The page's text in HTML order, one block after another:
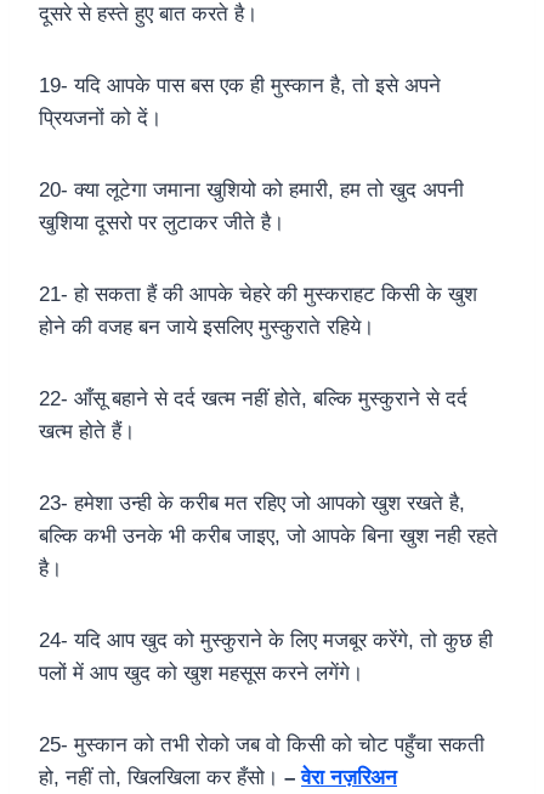
दूसरे से हस्ते हुए बात करते है।
19- यदि आपके पास बस एक ही मुस्कान है, तो इसे अपने
प्रियजनों को दें।
20- क्या लूटेगा जमाना खुशियो को हमारी, हम तो खुद अपनी
खुशिया दूसरो पर लुटाकर जीते है।
21- हो सकता हैं की आपके चेहरे की मुस्कराहट किसी के खुश
होने की वजह बन जाये इसलिए मुस्कुराते रहिये।
22- आँसू बहाने से दर्द खत्म नहीं होते, बल्कि मुस्कुराने से दर्द
खत्म होते हैं।
23- हमेशा उन्ही के करीब मत रहिए जो आपको खुश रखते है,
बल्कि कभी उनके भी करीब जाइए, जो आपके बिना खुश नही रहते
है।
24- यदि आप खुद को मुस्कुराने के लिए मजबूर करेंगे, तो कुछ ही
पलों में आप खुद को खुश महसूस करने लगेंगे।
25- मुस्कान को तभी रोको जब वो किसी को चोट पहुँचा सकती
हो, नहीं तो, खिलखिला कर हँसो। –वेरा नज़रिअन